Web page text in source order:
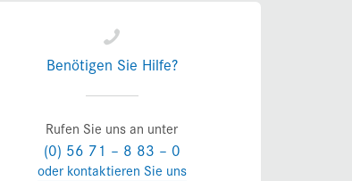
Benötigen Sie Hilfe?
Rufen Sie uns an unter
(0) 56 71 – 8 83 – 0
oder kontaktieren Sie uns